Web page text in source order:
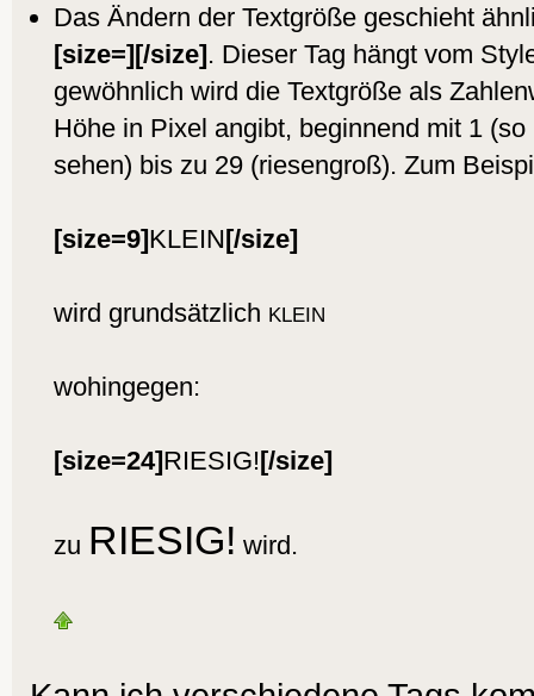
Das Ändern der Textgröße geschieht
[size=][/size]. Dieser Tag hängt vom
gewöhnlich wird die Textgröße als
Höhe in Pixel angibt, beginnend mit 1
sehen) bis zu 29 (riesengroß). Zum
[size=9]KLEIN[/size]
wird grundsätzlich KLEIN
wohingegen:
[size=24]RIESIG![/size]
zu RIESIG! wird.